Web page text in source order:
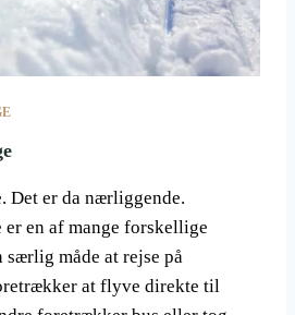
Det er da nærliggende.
en af mange forskellige
særlig måde at rejse på
at flyve direkte til